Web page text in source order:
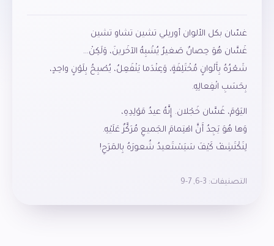
غسّان بكل الألوان أوريلي تشين تشاو تشين
غَسَّان هُوَ حِصانٌ صَغيرٌ يُشْبِهُ الآخَرينَ، وَلَكِنْ…
شَعْرُهُ بِأَلْوانٍ مُخْتَلِفَةٍ، وَعِنْدَما يَنْفَعِلُ، يُصْبِحُ بِلَوْنٍ واحِدٍ،
بِحَسَبِ انْفِعالِهِ.
اليَوْمَ، غَسَّان خَجْلان. إِنَّهُ عيدُ مَوْلِدِهِ،
وَها هُوَ يَجِدُ أَنَّ اهْتِمامَ الجَميعِ مُرَكَّزٌ عَلَيْهِ.
لِنَكْتَشِفْ كَيْفَ سَيَسْتَعيدُ شُعورَهُ بِالمَرَحِ!
التصنيفات: 3-6
,
7-9